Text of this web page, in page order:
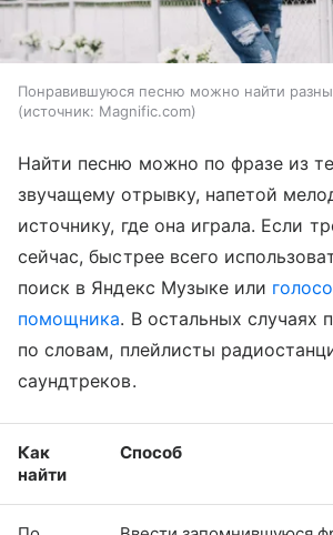
Понравившуюся песню можно найти
источник: Magnific.com
Найти песню можно по фразе из
звучащему отрывку, напетой
источнику, где она играла. Если
сейчас, быстрее всего
поиск в Яндекс Музыке или
помощника. В остальных случаях
по словам, плейлисты
саундтреков.
Как
найти
Способ